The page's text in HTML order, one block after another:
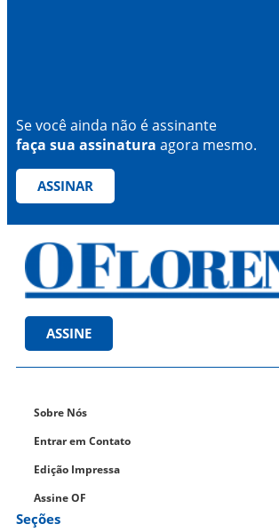
Se você ainda não é assinante
faça sua assinatura agora mesmo.
ASSINAR
ASSINE
Sobre Nós
Entrar em Contato
Edição Impressa
Assine OF
Seções